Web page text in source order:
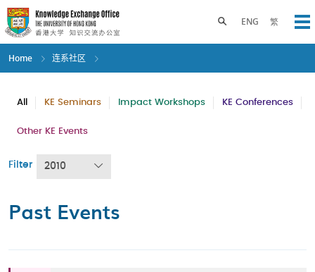
Skip
to
main
content
ENG 繁
Toggle search panel
Home 连系社区
All KE Seminars Impact Workshops KE Conferences
Other KE Events
Filter 2010
Past Events